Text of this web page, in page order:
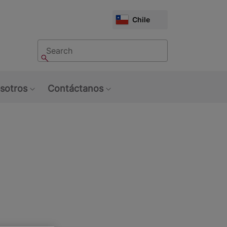
CHOOSE
MARKET
Chile
Buscar
Buscar
Contáctanos